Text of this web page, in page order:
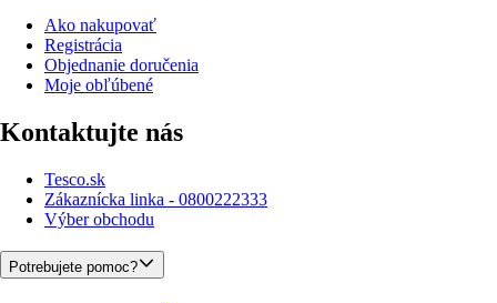
Ako nakupovať
Registrácia
Objednanie doručenia
Moje obľúbené
Kontaktujte nás
Tesco.sk
Zákaznícka linka - 0800222333
Výber obchodu
Potrebujete pomoc?